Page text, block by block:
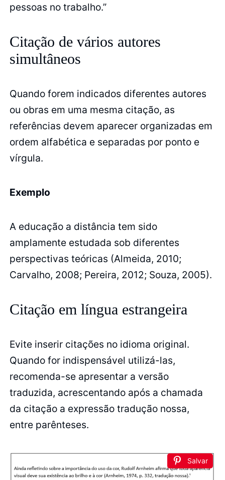
pessoas no trabalho.”
Citação de vários autores
simultâneos
Quando forem indicados diferentes autores
ou obras em uma mesma citação, as
referências devem aparecer organizadas em
ordem alfabética e separadas por ponto e
vírgula.
Exemplo
A educação a distância tem sido
amplamente estudada sob diferentes
perspectivas teóricas (Almeida, 2010;
Carvalho, 2008; Pereira, 2012; Souza, 2005).
Citação em língua estrangeira
Evite inserir citações no idioma original.
Quando for indispensável utilizá-las,
recomenda-se apresentar a versão
traduzida, acrescentando após a chamada
da citação a expressão tradução nossa,
entre parênteses.
Salvar